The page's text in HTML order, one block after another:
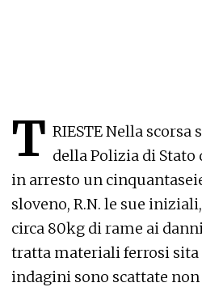
T RIESTE Nella scorsa
della Polizia di
in arresto un
sloveno, R.N. le sue
circa 80kg di rame ai
tratta materiali ferrosi sita
indagini sono scattate